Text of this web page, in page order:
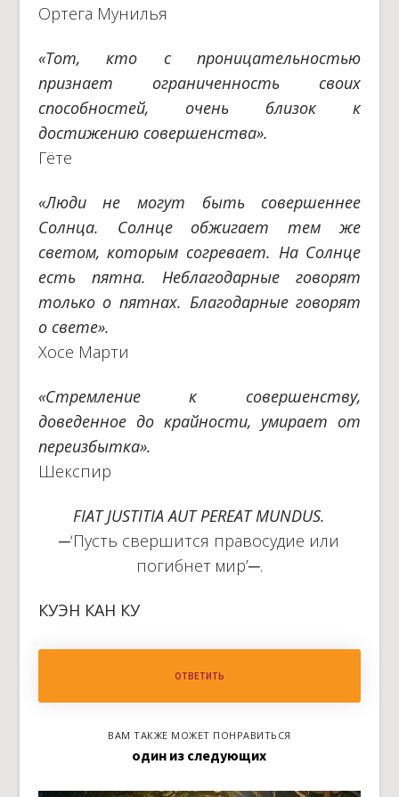
Ортега Мунилья
«Тот, кто с проницательностью
признает ограниченность своих
способностей, очень близок к
достижению совершенства».
Гёте
«Люди не могут быть совершеннее
Солнца. Солнце обжигает тем же
светом, которым согревает. На Солнце
есть пятна. Неблагодарные говорят
только о пятнах. Благодарные говорят
о свете».
Хосе Марти
«Стремление к совершенству,
доведенное до крайности, умирает от
переизбытка».
Шекспир
FIAT JUSTITIA AUT PEREAT MUNDUS.
─‘Пусть свершится правосудие или
погибнет мир’─.
КУЭН КАН КУ
ОТВЕТИТЬ
ВАМ ТАКЖЕ МОЖЕТ ПОНРАВИТЬСЯ
один из следующих